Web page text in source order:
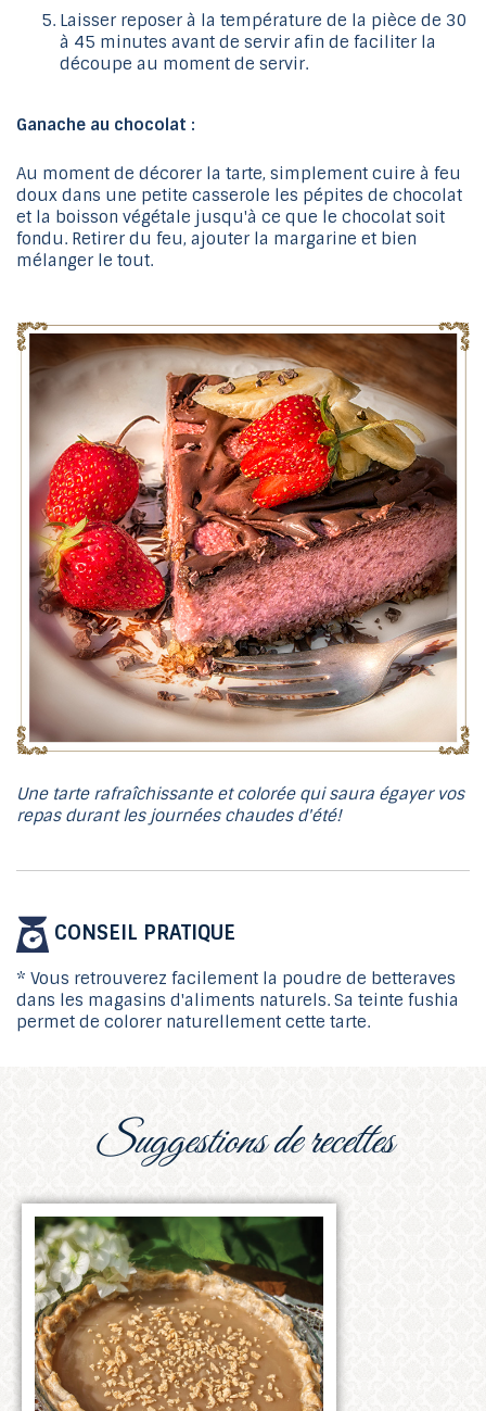
Laisser reposer à la température de la pièce de 30
à 45 minutes avant de servir afin de faciliter la
découpe au moment de servir.
Ganache au chocolat :
Au moment de décorer la tarte, simplement cuire à feu
doux dans une petite casserole les pépites de chocolat
et la boisson végétale jusqu'à ce que le chocolat soit
fondu. Retirer du feu, ajouter la margarine et bien
mélanger le tout.
Une tarte rafraîchissante et colorée qui saura égayer vos
repas durant les journées chaudes d'été!
CONSEIL PRATIQUE
* Vous retrouverez facilement la poudre de betteraves
dans les magasins d'aliments naturels. Sa teinte fushia
permet de colorer naturellement cette tarte.
suggestions de recettes